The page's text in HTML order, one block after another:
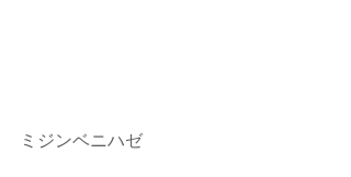
ミジンベニハゼ